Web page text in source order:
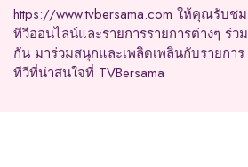
https://www.tvbersama.com ให้คุณรับชม
ทีวีออนไลน์และรายการรายการต่างๆ ร่วม
กัน มาร่วมสนุกและเพลิดเพลินกับรายการ
ทีวีที่น่าสนใจที่ TVBersama